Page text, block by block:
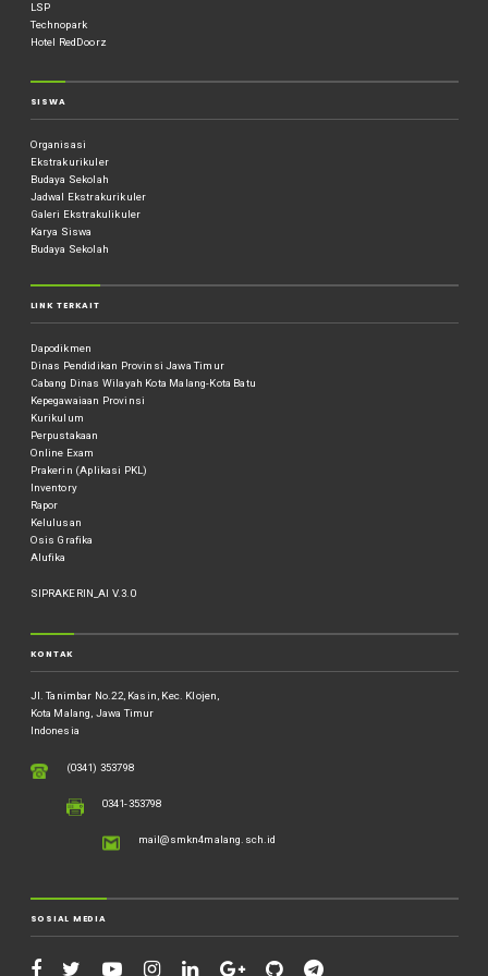
LSP
Technopark
Hotel RedDoorz
SISWA
Organisasi
Ekstrakurikuler
Budaya Sekolah
Jadwal Ekstrakurikuler
Galeri Ekstrakulikuler
Karya Siswa
Budaya Sekolah
LINK TERKAIT
Dapodikmen
Dinas Pendidikan Provinsi Jawa Timur
Cabang Dinas Wilayah Kota Malang-Kota Batu
Kepegawaiaan Provinsi
Kurikulum
Perpustakaan
Online Exam
Prakerin (Aplikasi PKL)
Inventory
Rapor
Kelulusan
Osis Grafika
Alufika
SIPRAKERIN_AI V.3.0
KONTAK
Jl. Tanimbar No.22, Kasin, Kec. Klojen,
Kota Malang, Jawa Timur
Indonesia
(0341) 353798
0341-353798
mail@smkn4malang.sch.id
SOSIAL MEDIA